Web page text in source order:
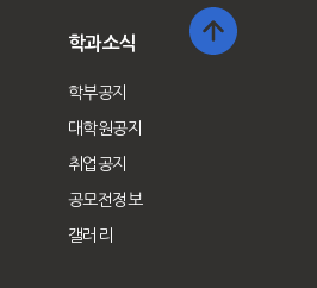
학과소식
학부공지
대학원공지
취업공지
공모전정보
갤러리